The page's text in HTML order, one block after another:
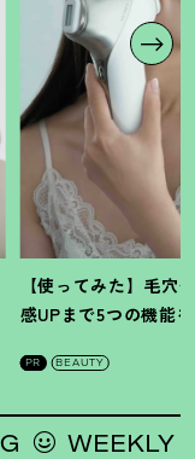
【使ってみた】毛穴
感UPまで5つの機能
PR BEAUTY
WEEKLY